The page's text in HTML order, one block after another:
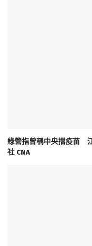
綠營指曾稱中央擋疫苗
社 CNA